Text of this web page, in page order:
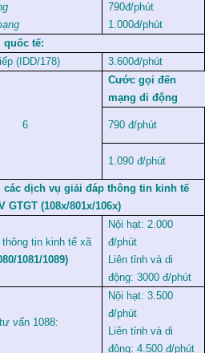
790đ/phút
1.000đ/phút
quốc tế:
(IDD/178)
3.600đ/phút
6
Cước gọi đến
mạng di động
790 đ/phút
1.090 đ/phút
các dịch vụ giải đáp thông tin kinh tế
GTGT (108x/801x/106x)
thông tin kinh tế xã
1081/1089)
Nội hạt: 2.000
đ/phút
Liên tỉnh và di
động: 3000 đ/phút
vấn 1088:
Nội hạt: 3.500
đ/phút
Liên tỉnh và di
động: 4.500 đ/phút